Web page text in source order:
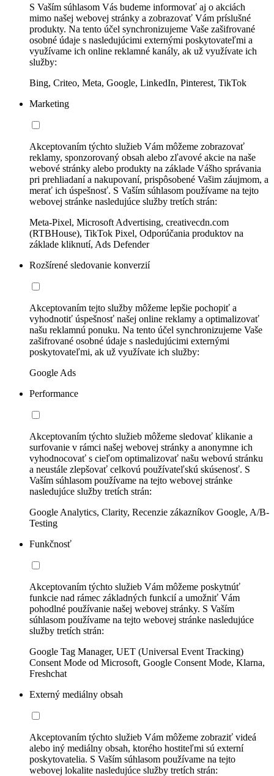
S Vaším súhlasom Vás budeme informovať aj o akciách
mimo našej webovej stránky a zobrazovať Vám príslušné
produkty. Na tento účel synchronizujeme Vaše zašifrované
osobné údaje s nasledujúcimi externými poskytovateľmi a
využívame ich online reklamné kanály, ak už využívate ich
služby:
Bing, Criteo, Meta, Google, LinkedIn, Pinterest, TikTok
Marketing
Akceptovaním týchto služieb Vám môžeme zobrazovať
reklamy, sponzorovaný obsah alebo zľavové akcie na naše
webové stránky alebo produkty na základe Vášho správania
pri prehliadaní a nakupovaní, prispôsobené Vašim záujmom, a
merať ich úspešnosť. S Vaším súhlasom používame na tejto
webovej stránke nasledujúce služby tretích strán:
Meta-Pixel, Microsoft Advertising, creativecdn.com
(RTBHouse), TikTok Pixel, Odporúčania produktov na
základe kliknutí, Ads Defender
Rozšírené sledovanie konverzií
Akceptovaním tejto služby môžeme lepšie pochopiť a
vyhodnotiť úspešnosť našej online reklamy a optimalizovať
našu reklamnú ponuku. Na tento účel synchronizujeme Vaše
zašifrované osobné údaje s nasledujúcimi externými
poskytovateľmi, ak už využívate ich služby:
Google Ads
Performance
Akceptovaním týchto služieb môžeme sledovať klikanie a
surfovanie v rámci našej webovej stránky a anonymne ich
vyhodnocovať s cieľom optimalizovať našu webovú stránku
a neustále zlepšovať celkovú používateľskú skúsenosť. S
Vaším súhlasom používame na tejto webovej stránke
nasledujúce služby tretích strán:
Google Analytics, Clarity, Recenzie zákazníkov Google, A/B-
Testing
Funkčnosť
Akceptovaním týchto služieb Vám môžeme poskytnúť
funkcie nad rámec základných funkcií a umožniť Vám
pohodlné používanie našej webovej stránky. S Vaším
súhlasom používame na tejto webovej stránke nasledujúce
služby tretích strán:
Google Tag Manager, UET (Universal Event Tracking)
Consent Mode od Microsoft, Google Consent Mode, Klarna,
Freshchat
Externý mediálny obsah
Akceptovaním týchto služieb Vám môžeme zobraziť videá
alebo iný mediálny obsah, ktorého hostiteľmi sú externí
poskytovatelia. S Vaším súhlasom používame na tejto
webovej lokalite nasledujúce služby tretích strán: